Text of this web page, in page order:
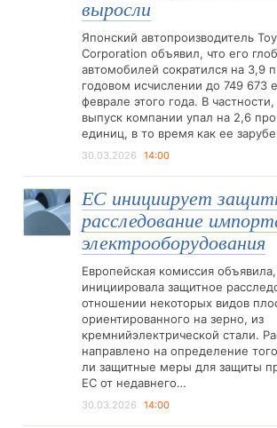
выросли
Японский автопроизводитель
Corporation объявил, что его
автомобилей сократился на 3,9
годовом исчислении до 749 673
феврале этого года. В
выпуск компании упал на 2,6
единиц, в то время как ее
30.03.2026 14:00
ЕС инициирует
расследование
электрооборудования
Европейская комиссия
инициировала защитное
отношении некоторых видов
ориентированного на зерно, из
кремнийэлектрической стали.
направлено на определение
ли защитные меры для защиты
ЕС от недавнего…
30.03.2026 14:00